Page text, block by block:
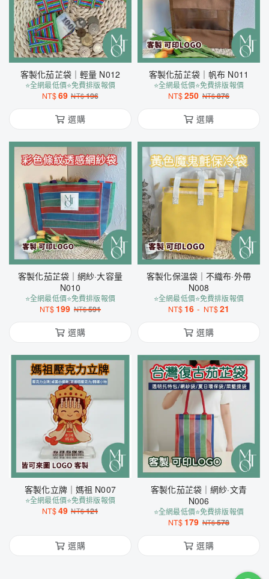
客製化茄芷袋｜輕量 N012
⭐全網最低價⭐免費排版報價
NT$69 NT$196
選購
客製化茄芷袋｜帆布 N011
⭐全網最低價⭐免費排版報價
NT$250 NT$876
選購
客製化茄芷袋｜網紗·大容量
N010
⭐全網最低價⭐免費排版報價
NT$ 199 NT$591
選購
客製化保溫袋｜不織布·外帶
N008
⭐全網最低價⭐免費排版報價
NT$ 16 - NT$21
選購
客製化立牌｜媽祖 N007
⭐全網最低價⭐免費排版報價
NT$49 NT$121
選購
客製化茄芷袋｜網紗·文青
N006
⭐全網最低價⭐免費排版報價
NT$ 179 NT$578
選購